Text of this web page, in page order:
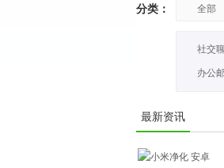
分类： 全部
社交
办公
最新资讯